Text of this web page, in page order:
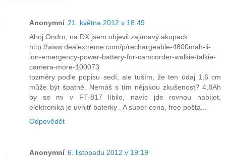
Anonymní 21. května 2012 v 18:49
Ahoj Ondro, na DX jsem objevil zajímavý akupack:
http://www.dealextreme.com/p/rechargeable-4800mah-li-
ion-emergency-power-battery-for-camcorder-walkie-talkie-
camera-more-100073
tozměry podle popisu sedí, ale tuším, že ten údaj 1,6 cm
může být špatně. Nemáš s tím nějakou zkušenost? 4,8Ah
by se mi v FT-817 líbilo, navíc jde rovnou nabíjet,
elektronika je uvnitř baterky . A super cena, free pošta...
Odpovědět
Anonymní 6. listopadu 2012 v 19:19